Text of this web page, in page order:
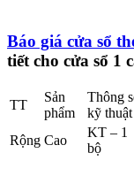
Báo giá cửa sổ
tiết cho cửa sổ 1
TT
Sản
phẩm
Thông
kỹ thuật
Rộng Cao
KT – 1
bộ